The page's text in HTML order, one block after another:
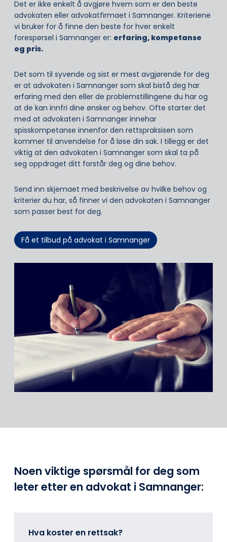
Det er ikke enkelt å avgjøre hvem som er den beste
advokaten eller advokatfirmaet i Samnanger. Kriteriene
vi bruker for å finne den beste for hver enkelt
forespørsel i Samnanger er: erfaring, kompetanse
og pris.
Det som til syvende og sist er mest avgjørende for deg
er at advokaten i Samnanger som skal bistå deg har
erfaring med den eller de problemstillingene du har og
at de kan innfri dine ønsker og behov. Ofte starter det
med at advokaten i Samnanger innehar
spisskompetanse innenfor den rettspraksisen som
kommer til anvendelse for å løse din sak. I tillegg er det
viktig at den advokaten i Samnanger som skal ta på
seg oppdraget ditt forstår deg og dine behov.
Send inn skjemaet med beskrivelse av hvilke behov og
kriterier du har, så finner vi den advokaten i Samnanger
som passer best for deg.
Få et tilbud på advokat i Samnanger
Noen viktige spørsmål for deg som
leter etter en advokat i Samnanger:
Hva koster en rettsak?